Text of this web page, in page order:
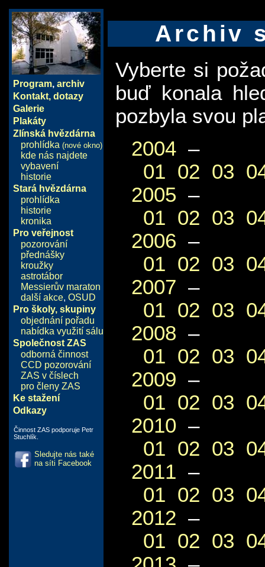
Program, archiv
Kontakt, dotazy
Galerie
Plakáty
Zlínská hvězdárna
prohlídka (nové okno)
kde nás najdete
vybavení
historie
Stará hvězdárna
prohlídka
historie
kronika
Pro veřejnost
pozorování
přednášky
kroužky
astrotábor
Messierův maraton
další akce, OSUD
Pro školy, skupiny
objednání pořadu
nabídka využití sálu
Společnost ZAS
odborná činnost
CCD pozorování
ZAS v číslech
pro členy ZAS
Ke stažení
Odkazy
Činnost ZAS podporuje Petr
Stuchlík.
Sledujte nás také
na síti Facebook
Archiv
Vyberte si
buď konala
pozbyla svou
2004 –
01 02 03
2005 –
01 02 03
2006 –
01 02 03
2007 –
01 02 03
2008 –
01 02 03
2009 –
01 02 03
2010 –
01 02 03
2011 –
01 02 03
2012 –
01 02 03